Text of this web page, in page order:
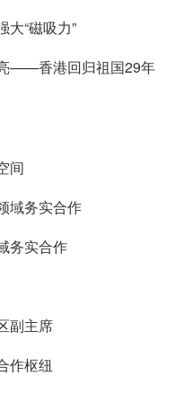
“磁吸力”
——香港回归祖国29年
间
域务实合作
务实合作
副主席
作枢纽